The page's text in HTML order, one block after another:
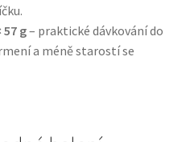
g– praktické dávkování do
a méně starostí se